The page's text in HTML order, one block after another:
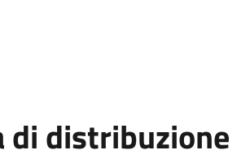
di distribuzione